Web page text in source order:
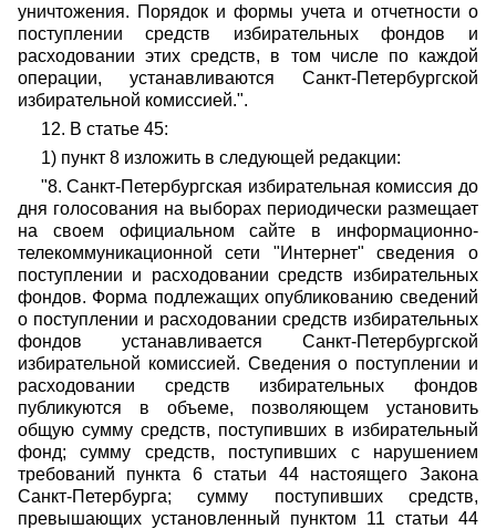
уничтожения. Порядок и формы учета и отчетности о
поступлении средств избирательных фондов и
расходовании этих средств, в том числе по каждой
операции, устанавливаются Санкт-Петербургской
избирательной комиссией.".
12. В статье 45:
1) пункт 8 изложить в следующей редакции:
"8. Санкт-Петербургская избирательная комиссия до
дня голосования на выборах периодически размещает
на своем официальном сайте в информационно-
телекоммуникационной сети "Интернет" сведения о
поступлении и расходовании средств избирательных
фондов. Форма подлежащих опубликованию сведений
о поступлении и расходовании средств избирательных
фондов устанавливается Санкт-Петербургской
избирательной комиссией. Сведения о поступлении и
расходовании средств избирательных фондов
публикуются в объеме, позволяющем установить
общую сумму средств, поступивших в избирательный
фонд; сумму средств, поступивших с нарушением
требований пункта 6 статьи 44 настоящего Закона
Санкт-Петербурга; сумму поступивших средств,
превышающих установленный пунктом 11 статьи 44